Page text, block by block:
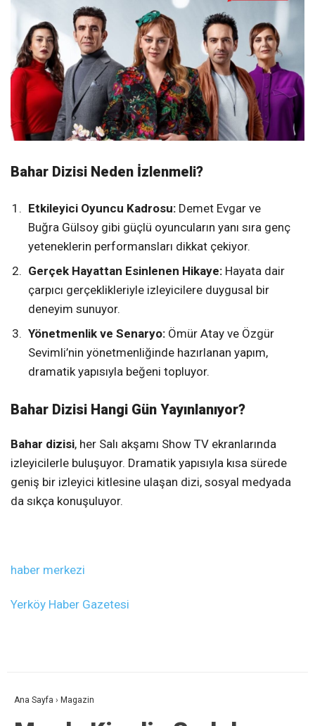
Bahar Dizisi Neden İzlenmeli?
Etkileyici Oyuncu Kadrosu: Demet Evgar ve
Buğra Gülsoy gibi güçlü oyuncuların yanı sıra genç
yeteneklerin performansları dikkat çekiyor.
Gerçek Hayattan Esinlenen Hikaye: Hayata dair
çarpıcı gerçeklikleriyle izleyicilere duygusal bir
deneyim sunuyor.
Yönetmenlik ve Senaryo: Ömür Atay ve Özgür
Sevimli’nin yönetmenliğinde hazırlanan yapım,
dramatik yapısıyla beğeni topluyor.
Bahar Dizisi Hangi Gün Yayınlanıyor?
Bahar dizisi, her Salı akşamı Show TV ekranlarında
izleyicilerle buluşuyor. Dramatik yapısıyla kısa sürede
geniş bir izleyici kitlesine ulaşan dizi, sosyal medyada
da sıkça konuşuluyor.
haber merkezi
Yerköy Haber Gazetesi
Ana Sayfa › Magazin